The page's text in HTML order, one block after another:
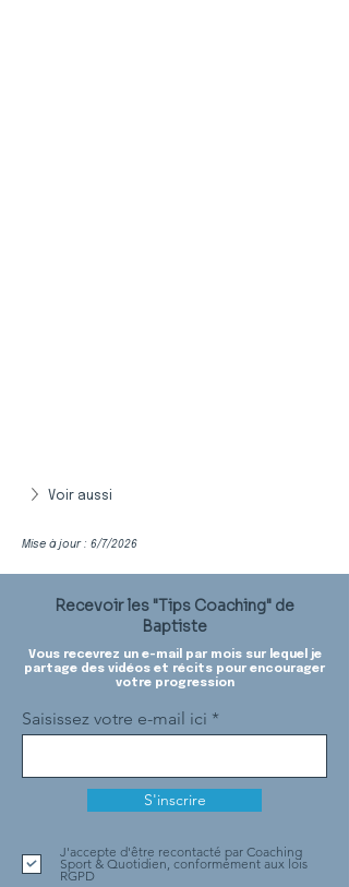
Voir aussi
Mise à jour : 6/7/2026
Recevoir les "Tips Coaching" de
Baptiste
Vous recevrez un e-mail par mois sur lequel je
partage des vidéos et récits pour encourager
votre progression
Saisissez votre e-mail ici
S'inscrire
J'accepte d'être recontacté par Coaching
Sport & Quotidien, conformément aux lois
RGPD